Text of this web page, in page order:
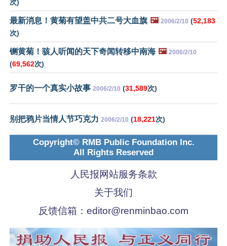
次)
最新消息！黄菊有望盖中共二号大血旗 🖼️ 2006/2/10 (52,183
次)
铡黄菊！骇人听闻的天下奇闻转移中南海 🖼️ 2006/2/10
(69,562次)
罗干的一个真实小故事 2006/2/10 (31,589次)
别把鸦片当情人节巧克力 2006/2/10 (18,221次)
Copyright© RMB Public Foundation Inc.
All Rights Reserved
人民报网站服务条款
关于我们
反馈信箱： editor@renminbao.com